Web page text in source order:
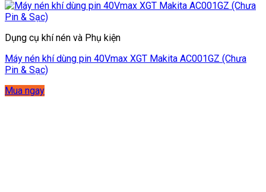
Dụng cụ khí nén và Phụ kiện
Máy nén khí dùng pin 40Vmax XGT Makita AC001GZ (Chưa
Pin & Sạc)
Mua ngay